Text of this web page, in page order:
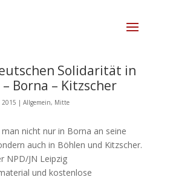
Solidarität in
Borna – Kitzscher
2015 | Allgemein, Mitte
nicht nur in Borna an seine
auch in Böhlen und Kitzscher.
NPD/JN Leipzig
und kostenlose